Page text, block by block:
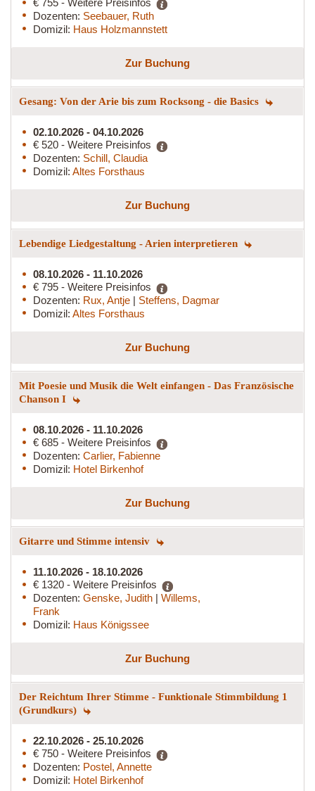
Dozenten: Seebauer, Ruth
Domizil: Haus Holzmannstett
Zur Buchung
Gesang: Von der Arie bis zum Rocksong - die Basics
02.10.2026 - 04.10.2026
€ 520 - Weitere Preisinfos
Dozenten: Schill, Claudia
Domizil: Altes Forsthaus
Zur Buchung
Lebendige Liedgestaltung - Arien interpretieren
08.10.2026 - 11.10.2026
€ 795 - Weitere Preisinfos
Dozenten: Rux, Antje | Steffens, Dagmar
Domizil: Altes Forsthaus
Zur Buchung
Mit Poesie und Musik die Welt einfangen - Das Französische
Chanson I
08.10.2026 - 11.10.2026
€ 685 - Weitere Preisinfos
Dozenten: Carlier, Fabienne
Domizil: Hotel Birkenhof
Zur Buchung
Gitarre und Stimme intensiv
11.10.2026 - 18.10.2026
€ 1320 - Weitere Preisinfos
Dozenten: Genske, Judith | Willems,
Frank
Domizil: Haus Königssee
Zur Buchung
Der Reichtum Ihrer Stimme - Funktionale Stimmbildung 1
(Grundkurs)
22.10.2026 - 25.10.2026
€ 750 - Weitere Preisinfos
Dozenten: Postel, Annette
Domizil: Hotel Birkenhof